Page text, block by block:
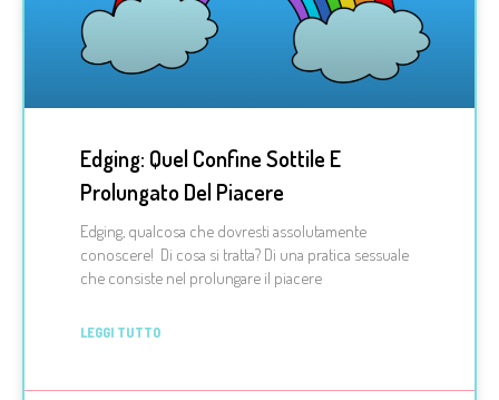
Edging: Quel Confine Sottile E
Prolungato Del Piacere
Edging, qualcosa che dovresti assolutamente
conoscere! Di cosa si tratta? Di una pratica sessuale
che consiste nel prolungare il piacere
LEGGI TUTTO